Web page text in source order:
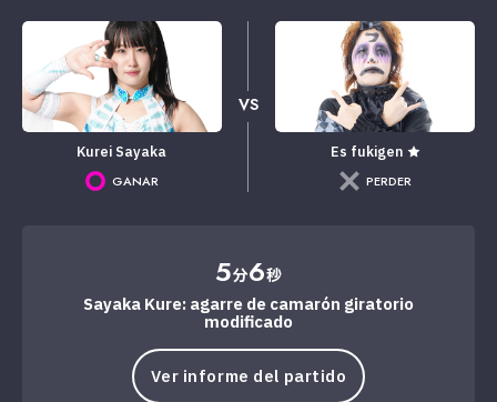
Kurei Sayaka
GANAR
VS
Es fukigen ★
PERDER
5分6秒
Sayaka Kure: agarre de camarón giratorio
modificado
Ver informe del partido